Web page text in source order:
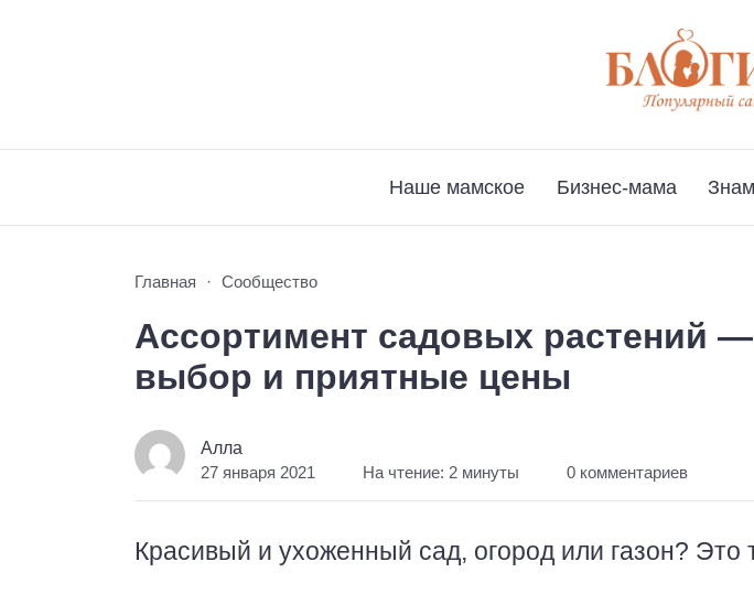
Наше мамское Бизнес-мама
Главная Сообщество
Ассортимент садовых растений
выбор и приятные цены
Алла
27 января 2021 На чтение: 2 минуты 0 комментариев
Красивый и ухоженный сад, огород или газон? Это